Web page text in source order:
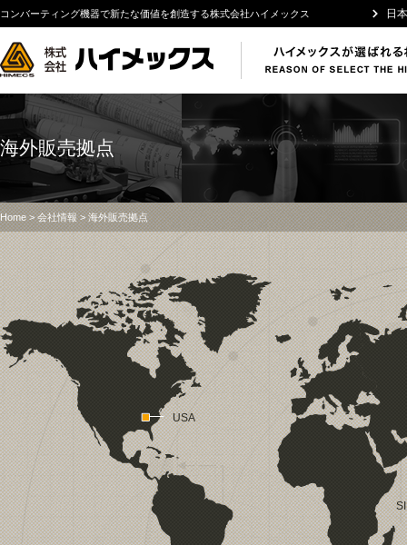
コンバーティング機器で新たな価値を創造する株式会社ハイメックス 日
海外販売拠点
Home>会社情報> 海外販売拠点
USA